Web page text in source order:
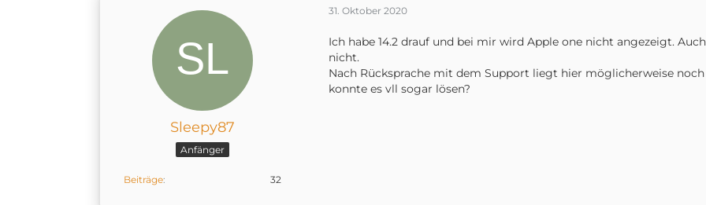
Der Beitrag
Sleepy87
Anfänger
Beiträge 32
31. Oktober 2020
Ich habe 14.2 drauf und bei mir wird Apple one nicht angezeigt.
nicht.
Nach Rücksprache mit dem Support liegt hier möglicherweise
konnte es vll sogar lösen?